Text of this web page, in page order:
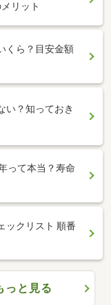
リット
くら？目安金額
い？知っておき
って本当？寿命
ックリスト 順番
っと見る